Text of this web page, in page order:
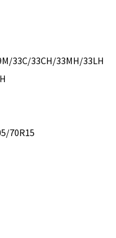
33C/33CH/33MH/33LH
70R15